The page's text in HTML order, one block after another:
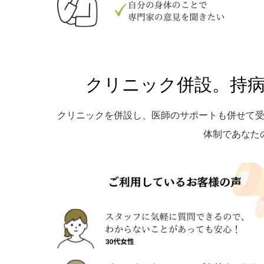
クリニック併設。持
クリニックを併設し、医師のサポートも併せて
体制であなた